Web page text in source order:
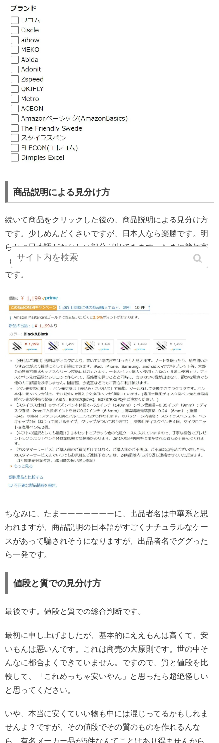
商品説明による見分け方
続いて商品をクリックした後の、商品説明による見分け方
です。少しめんどくさいですが、日本人なら楽勝です。明
らかに日本語がおかしい部分が出てきます。たまに簡体字
（中国の略式漢字）が出てきたりもします。以下はその例
です。
ちなみに、たまーーーーーーーに、出品者名は中華系と思
われますが、商品説明の日本語がすごくナチュラルなケー
スがあって騙されそうになりますが、出品者名でググった
ら一発です。
値段と質での見分け方
最後です。値段と質での総合判断です。
最初に申し上げましたが、基本的にええもんは高くて、安
いもんは悪いんです。これは商売の大原則です。世の中そ
んなに都合よくできていません。ですので、質と値段を比
較して、「これめっちゃ安いやん」と思ったら超絶怪しい
と思ってください。
いや、本当に安くていい物も中には混じってるかもしれま
せんよ？ですが、その値段でその質のものを作れるんな
ら、有名メーカー品が5件なんてことはあり得ませんから。